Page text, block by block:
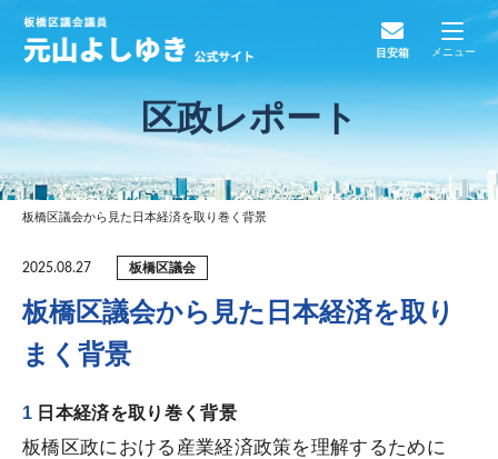
目安箱 メニュー
板橋区議会から見た日本経済を取り巻く背景
区政レポート
2025.08.27 板橋区議会
板橋区議会から見た日本経済を取り
まく背景
日本経済を取り巻く背景
板橋区政における産業経済政策を理解するために